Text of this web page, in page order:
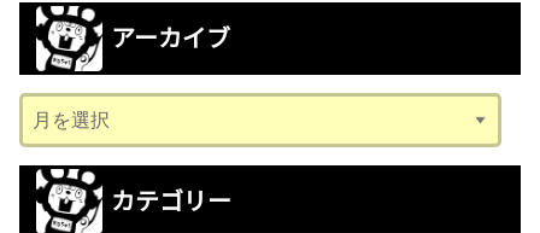
アーカイブ
ー
カ
カテゴリー